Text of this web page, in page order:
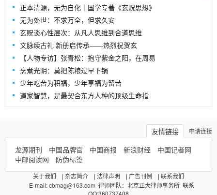
正本清源，无为自化｜国学专著《玄贶思想》
无为处世：不求万全，但求久安
玄贶谈心性层次：从凡人思维到合道思维
文脉续古礼 新册启传承——热烈祝贺玄
【人物专访】张青松：抱守紫金之阳，在周易
烹煮光阴：莫把陈粮过早下锅
少年吃苦为积福，少年享福为留苦
道家智慧，是最契合东方人种的顶级生命指
申请连接
友情链接
龙源期刊
中国品牌官 中国商报 新浪财经
中国记者网
中邮阅读网
防伪标签
关于我们 | 杂志简介 | 法律声明 | 广告刊例 | 联系我们
E-mail:cbmag@163.com 律师团队：北京正大律师事务所 联系
QQ:360737408